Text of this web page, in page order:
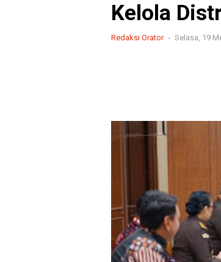
Kelola
Redaksi Orator Selasa, 19